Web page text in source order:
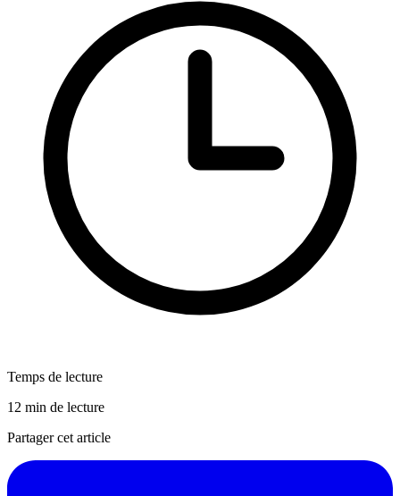
Temps de lecture
12 min de lecture
Partager cet article